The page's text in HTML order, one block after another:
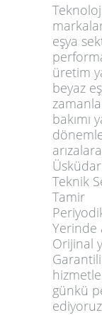
eşya
üretim
beyaz
bakımı
arızalara
Teknik
Tamir
Yerinde
Orijinal
günkü